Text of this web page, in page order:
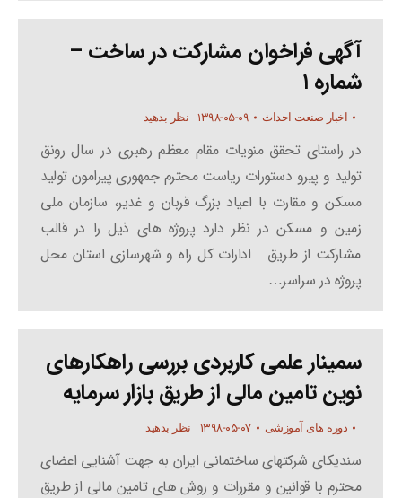
آگهی فراخوان مشارکت در ساخت –
شماره ۱
اخبار صنعت احداث ۱۳۹۸-۰۵-۰۹ نظر بدهید
در راستای تحقق منویات مقام معظم رهبری در سال رونق
تولید و پیرو دستورات ریاست محترم جمهوری پیرامون تولید
مسکن و مقارت با اعیاد بزرگ قربان و غدیر، سازمان ملی
زمین و مسکن در نظر دارد پروژه های ذیل را در قالب
مشارکت از طریق ادارات کل راه و شهرسازی استان محل
پروژه در سراسر…
سمینار علمی کاربردی بررسی راهکارهای
نوین تامین مالی از طریق بازار سرمایه
دوره های آموزشی ۱۳۹۸-۰۵-۰۷ نظر بدهید
سندیکای شرکتهای ساختمانی ایران به جهت آشنایی اعضای
محترم با قوانین و مقررات و روش های تامین مالی از طریق